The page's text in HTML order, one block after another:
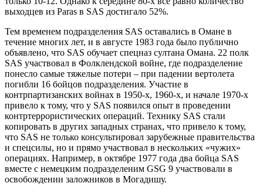
выходцев из Paras в SAS достигало 52%.
Тем временем подразделения SAS оставались в Омане в
течение многих лет, и в августе 1983 года было публично
объявлено, что SAS обучает спецназ султана Омана. 22 полк
SAS участвовал в Фолклендской войне, где подразделение
понесло самые тяжелые потери – при падении вертолета
погибли 16 бойцов подразделения. Участие в
контрпартизанских войнах в 1950-х, 1960-х, и начале 1970-х
привело к тому, что у SAS появился опыт в проведении
контртеррористических операций. Технику SAS стали
копировать в других западных странах, что привело к тому,
что SAS не только консультировал зарубежные правительства
и спецсилы, но и прямо участвовал в нескольких «чужих»
операциях. Например, в октябре 1977 года два бойца SAS
вместе с немецким подразделеним GSG 9 участвовали в
освобождении заложников в Могадишу.